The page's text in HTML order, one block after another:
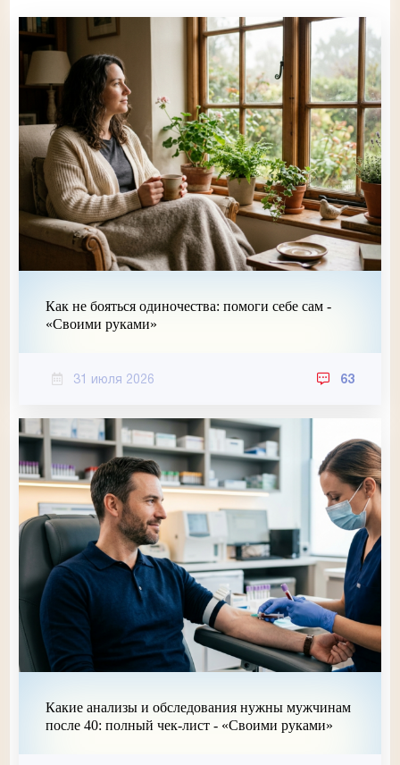
Как не бояться одиночества: помоги себе сам -
«Своими руками»
31 июля 2026 63
Какие анализы и обследования нужны мужчинам
после 40: полный чек-лист - «Своими руками»